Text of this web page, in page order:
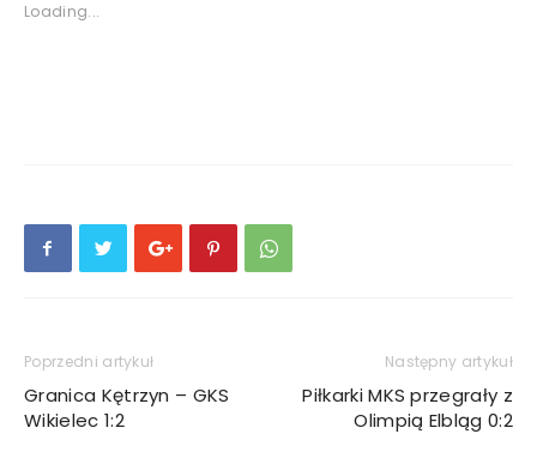
Loading...
Poprzedni artykuł
Granica Kętrzyn – GKS
Wikielec 1:2
Następny artykuł
Piłkarki MKS przegrały z
Olimpią Elbląg 0:2